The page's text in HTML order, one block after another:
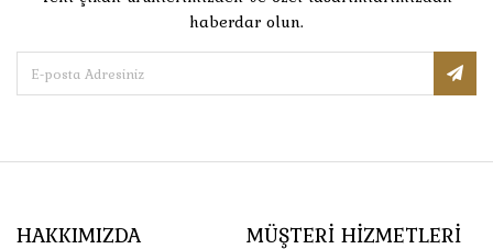
haberdar olun.
HAKKIMIZDA MÜŞTERI HIZMETLERI